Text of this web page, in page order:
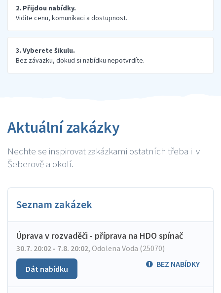
2. Přijdou nabídky.
Vidíte cenu, komunikaci a dostupnost.
3. Vyberete šikulu.
Bez závazku, dokud si nabídku nepotvrdíte.
Aktuální zakázky
Nechte se inspirovat zakázkami ostatních třeba i v
Šeberově a okolí.
Seznam zakázek
Úprava v rozvaděči - příprava na HDO spínač
30.7. 20:02 - 7.8. 20:02, Odolena Voda (25070)
BEZ NABÍDKY
Dát nabídku